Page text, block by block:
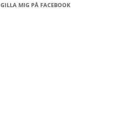
GILLA MIG PÅ FACEBOOK